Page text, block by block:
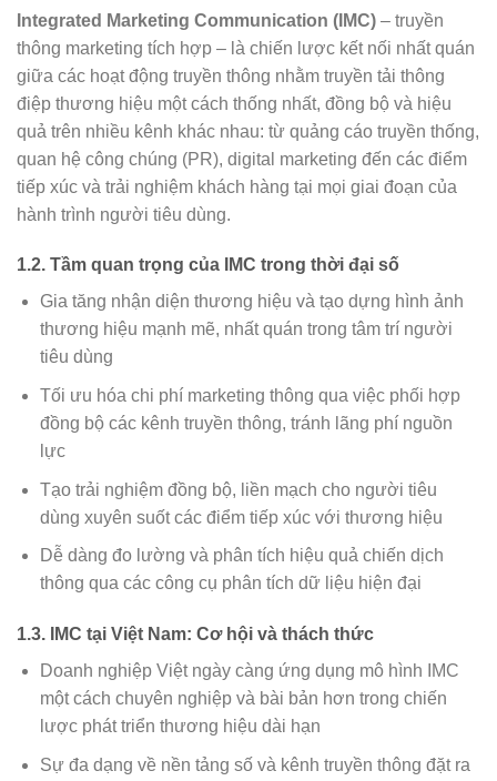
Integrated Marketing Communication (IMC) – truyền
thông marketing tích hợp – là chiến lược kết nối nhất quán
giữa các hoạt động truyền thông nhằm truyền tải thông
điệp thương hiệu một cách thống nhất, đồng bộ và hiệu
quả trên nhiều kênh khác nhau: từ quảng cáo truyền thống,
quan hệ công chúng (PR), digital marketing đến các điểm
tiếp xúc và trải nghiệm khách hàng tại mọi giai đoạn của
hành trình người tiêu dùng.
1.2. Tầm quan trọng của IMC trong thời đại số
Gia tăng nhận diện thương hiệu và tạo dựng hình ảnh
thương hiệu mạnh mẽ, nhất quán trong tâm trí người
tiêu dùng
Tối ưu hóa chi phí marketing thông qua việc phối hợp
đồng bộ các kênh truyền thông, tránh lãng phí nguồn
lực
Tạo trải nghiệm đồng bộ, liền mạch cho người tiêu
dùng xuyên suốt các điểm tiếp xúc với thương hiệu
Dễ dàng đo lường và phân tích hiệu quả chiến dịch
thông qua các công cụ phân tích dữ liệu hiện đại
1.3. IMC tại Việt Nam: Cơ hội và thách thức
Doanh nghiệp Việt ngày càng ứng dụng mô hình IMC
một cách chuyên nghiệp và bài bản hơn trong chiến
lược phát triển thương hiệu dài hạn
Sự đa dạng về nền tảng số và kênh truyền thông đặt ra